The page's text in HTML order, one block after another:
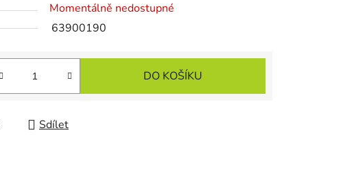
Momentálně nedostupné
63900190
DO KOŠÍKU
Sdílet